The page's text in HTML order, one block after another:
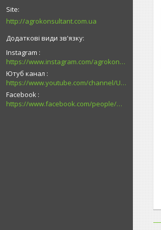
http://agrokonsultant.com.ua
Instagram
https://www.instagram.com/agrokonsultant.com.ua
Ютуб канал
https://www.youtube.com/channel/UCsMskbYs7K45z-_p_4_grmQ
Facebook
https://www.facebook.com/people/%D0%90%D0%B3%D1%80%D0%BE%D0%BA%D0%BE%D0%BD%D1%81%D1%83%D0%BB%D1%8C%D1%82%D0%B0%D0%BD%D1%82-%D0%9F%D0%B0%D0%B2%D0%BB%D0%BE%D0%B3%D1%80%D0%B0%D0%B4/100027726794989/